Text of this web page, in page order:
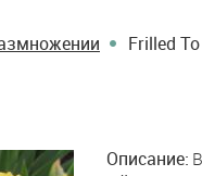
Frilled
Описание: